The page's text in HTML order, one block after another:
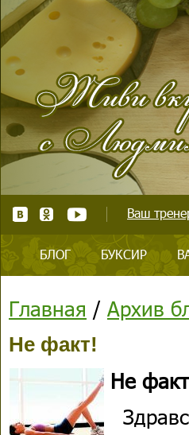
Ваш
БЛОГ БУКСИР
Главная / Архив
Не факт!
Не